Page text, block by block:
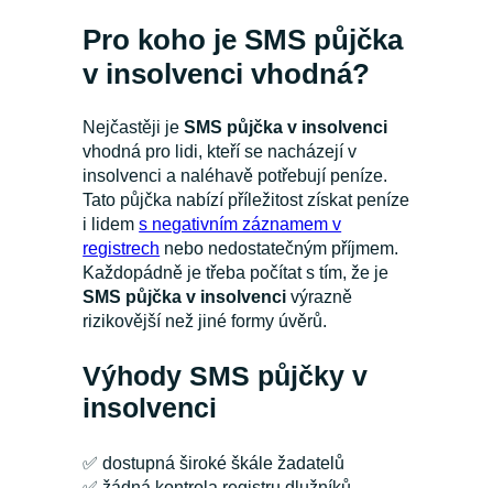
Pro koho je SMS půjčka
v insolvenci vhodná?
Nejčastěji jeSMS půjčka v insolvenci
vhodná pro lidi, kteří se nacházejí v
insolvenci a naléhavě potřebují peníze.
Tato půjčka nabízí příležitost získat peníze
i lidems negativním záznamem v
registrech nebo nedostatečným příjmem.
Každopádně je třeba počítat s tím, že je
SMS půjčka v insolvenci výrazně
rizikovější než jiné formy úvěrů.
Výhody SMS půjčky v
insolvenci
✅ dostupná široké škále žadatelů